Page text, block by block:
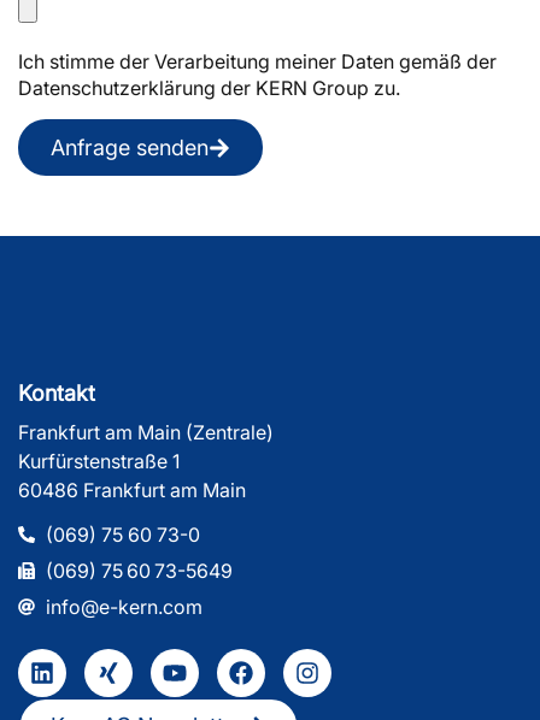
Ich stimme der Verarbeitung meiner Daten gemäß der
Datenschutzerklärung der KERN Group zu.
Anfrage senden
Kontakt
Frankfurt am Main (Zentrale)
Kurfürstenstraße 1
60486 Frankfurt am Main
(069) 75 60 73-0
(069) 75 60 73-5649
info@e-kern.com